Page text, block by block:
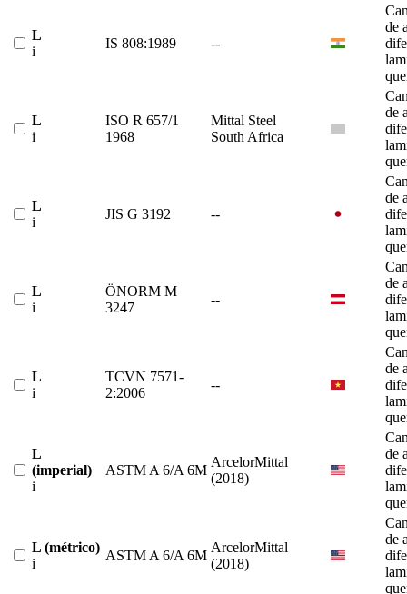
L
i
IS 808:1989 --
de
L
i
ISO R 657/1
1968
Mittal Steel
South Africa
de
L
i
JIS G 3192 --
de
L
i
ÖNORM M
3247
--
de
L
i
TCVN 7571-
2:2006
--
de
L
(imperial)
i
ASTM A 6/A 6M
ArcelorMittal
(2018)
de
L (métrico)
i
ASTM A 6/A 6M
ArcelorMittal
(2018)
de